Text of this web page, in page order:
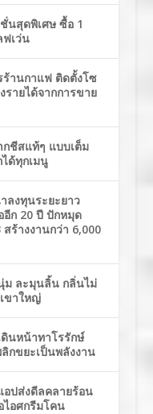
นสุดพิเศษ ซื้อ 1
ฟเว่น
ร้านกาแฟ ติดตั้งโซ
รายได้จากการขาย
ชีสแท้ๆ แบบเต็ม
ด้ทุกเมนู
ลงทุนระยะยาว
ก 20 ปี ปักหมุด
ร้างงานกว่า 6,000
ม ละมุนลิ้น กลิ่นไม่
ขาใหญ่
นหน้าทาโรรักษ์
กขยะเป็นพลังงาน
อปส่งดีลคลายร้อน
ไอศกรีมโคน